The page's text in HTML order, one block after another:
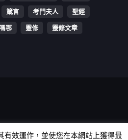
箴言 考門夫人
聖經
哪 靈修 靈修文章
有效運作，並使您在本網站上獲得最